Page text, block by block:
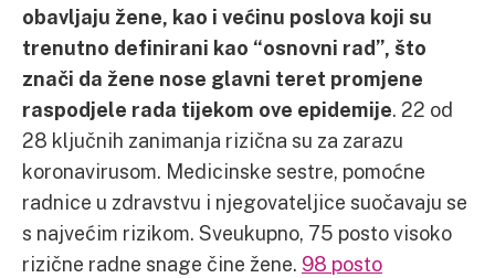
obavljaju žene, kao i većinu poslova koji su
trenutno definirani kao “osnovni rad”, što
znači da žene nose glavni teret promjene
raspodjele rada tijekom ove epidemije. 22 od
28 ključnih zanimanja rizična su za zarazu
koronavirusom. Medicinske sestre, pomoćne
radnice u zdravstvu i njegovateljice suočavaju se
s najvećim rizikom. Sveukupno, 75 posto visoko
rizične radne snage čine žene. 98 posto